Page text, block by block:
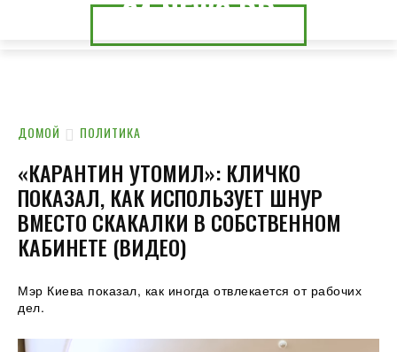
24.NEWS.CK
24.NEWS.DP
ДОМОЙ ПОЛИТИКА
«КАРАНТИН УТОМИЛ»: КЛИЧКО
ПОКАЗАЛ, КАК ИСПОЛЬЗУЕТ ШНУР
ВМЕСТО СКАКАЛКИ В СОБСТВЕННОМ
КАБИНЕТЕ (ВИДЕО)
Мэр Киева показал, как иногда отвлекается от рабочих
дел.